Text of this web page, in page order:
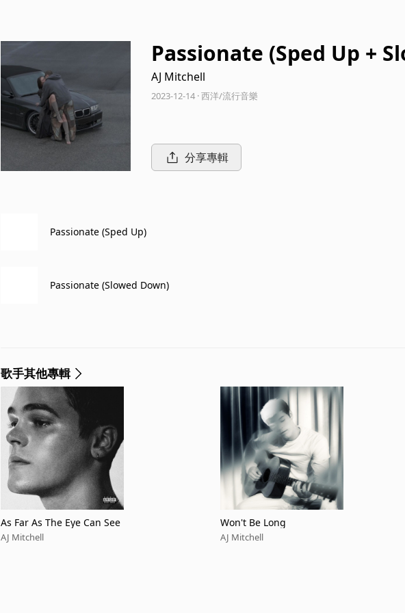
Passionate (Sped Up +
AJ Mitchell
2023-12-14 · 西洋/流行音樂
分享專輯
Passionate (Sped Up)
Passionate (Slowed Down)
歌手其他專輯
As Far As The Eye Can See
AJ Mitchell
Won't Be Long
AJ Mitchell